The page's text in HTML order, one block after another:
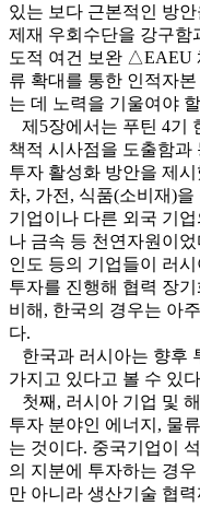
있는 보다 근본적인 방
제재 우회수단을 강구
도적 여건 보완 △EAEU
류 확대를 통한 인적자
는 데 노력을 기울여야
제5장에서는 푸틴 4기
책적 시사점을 도출함과
투자 활성화 방안을 제
차, 가전, 식품(소비재)
기업이나 다른 외국 기
나 금속 등 천연자원이
인도 등의 기업들이 러
투자를 진행해 협력 장
비해, 한국의 경우는 아
다.
한국과 러시아는 향후
가지고 있다고 볼 수 있
첫째, 러시아 기업 및
투자 분야인 에너지, 물
는 것이다. 중국기업이
의 지분에 투자하는 경
만 아니라 생산기술 협